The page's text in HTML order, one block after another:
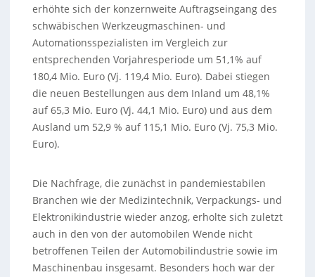
erhöhte sich der konzernweite Auftragseingang des
schwäbischen Werkzeugmaschinen- und
Automationsspezialisten im Vergleich zur
entsprechenden Vorjahresperiode um 51,1% auf
180,4 Mio. Euro (Vj. 119,4 Mio. Euro). Dabei stiegen
die neuen Bestellungen aus dem Inland um 48,1%
auf 65,3 Mio. Euro (Vj. 44,1 Mio. Euro) und aus dem
Ausland um 52,9 % auf 115,1 Mio. Euro (Vj. 75,3 Mio.
Euro).
Die Nachfrage, die zunächst in pandemiestabilen
Branchen wie der Medizintechnik, Verpackungs- und
Elektronikindustrie wieder anzog, erholte sich zuletzt
auch in den von der automobilen Wende nicht
betroffenen Teilen der Automobilindustrie sowie im
Maschinenbau insgesamt. Besonders hoch war der